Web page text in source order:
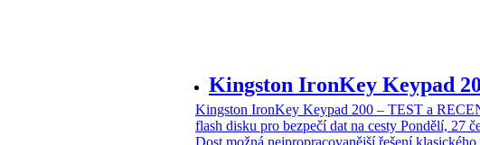
Kingston IronKey Keypad
Kingston IronKey Keypad 200 – TEST a
flash disku pro bezpečí dat na cesty Pondělí, 27
Dost možná nejpropracovanější řešení